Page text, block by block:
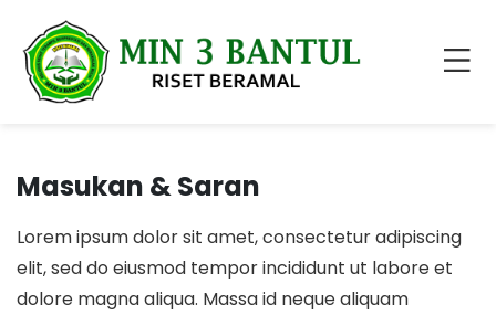
Masukan & Saran
Lorem ipsum dolor sit amet, consectetur adipiscing
elit, sed do eiusmod tempor incididunt ut labore et
dolore magna aliqua. Massa id neque aliquam